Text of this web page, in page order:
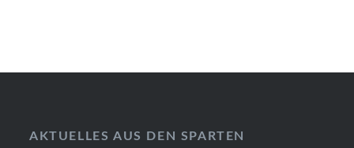
AKTUELLES AUS DEN SPARTEN